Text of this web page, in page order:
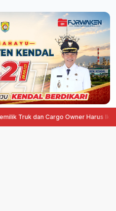
Truk dan Cargo Owner Harus Ikut